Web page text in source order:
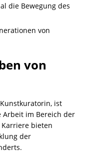
die Bewegung des
von
von
ist
im Bereich der
bieten
der